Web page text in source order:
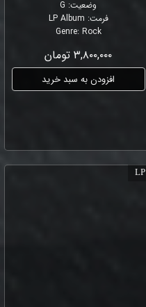
وضعیت:
G
فرمت:
LP Album
Genre: Rock
۳,۸۰۰,۰۰۰ تومان
افزودن به سبد خرید
LP